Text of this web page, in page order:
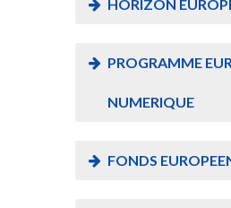
HORIZON
PROGRAMME
NUMERIQUE
FONDS